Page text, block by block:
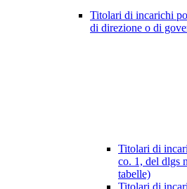
Titolari di incarichi
di direzione o di
Titolari di
co. 1, del dlgs
tabelle)